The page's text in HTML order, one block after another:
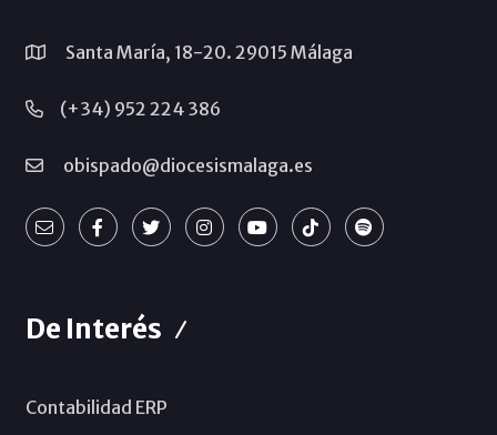
Santa María, 18-20. 29015 Málaga
(+34) 952 224 386
obispado@diocesismalaga.es
De Interés
Contabilidad ERP